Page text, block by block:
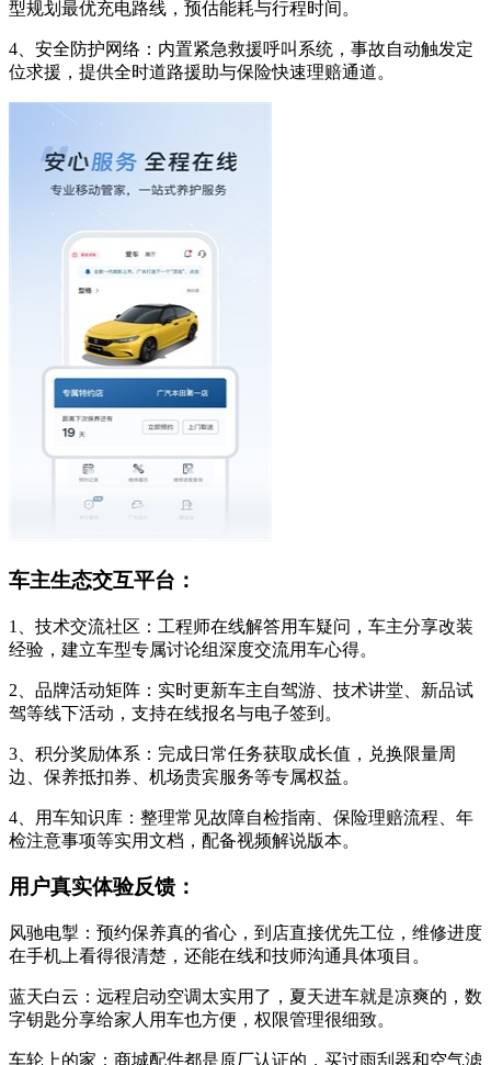
型规划最优充电路线，预估能耗与行程时间。
4、安全防护网络：内置紧急救援呼叫系统，事故自动触发定
位求援，提供全时道路援助与保险快速理赔通道。
车主生态交互平台：
1、技术交流社区：工程师在线解答用车疑问，车主分享改装
经验，建立车型专属讨论组深度交流用车心得。
2、品牌活动矩阵：实时更新车主自驾游、技术讲堂、新品试
驾等线下活动，支持在线报名与电子签到。
3、积分奖励体系：完成日常任务获取成长值，兑换限量周
边、保养抵扣券、机场贵宾服务等专属权益。
4、用车知识库：整理常见故障自检指南、保险理赔流程、年
检注意事项等实用文档，配备视频解说版本。
用户真实体验反馈：
风驰电掣：预约保养真的省心，到店直接优先工位，维修进度
在手机上看得很清楚，还能在线和技师沟通具体项目。
蓝天白云：远程启动空调太实用了，夏天进车就是凉爽的，数
字钥匙分享给家人用车也方便，权限管理很细致。
车轮上的家：商城配件都是原厂认证的，买过雨刮器和空气滤